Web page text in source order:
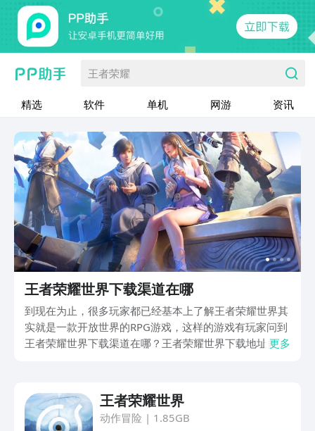
王者荣耀
精选 软件 单机 网游 资讯
王者荣耀世界下载渠道在哪
到现在为止，很多玩家都已经基本上了解王者荣耀世界其
实就是一款开放世界的RPG游戏，这样的游戏有玩家问到
王者荣耀世界下载渠道在哪？王者荣耀世界下载地址多
表游戏为玩家开启一个全新的冒险之旅。还是非常值得期
待的！
更多
王者荣耀世界
动作冒险 | 1.85GB